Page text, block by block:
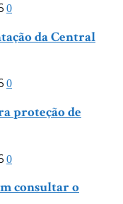
0
da Central
0
proteção de
0
consultar o